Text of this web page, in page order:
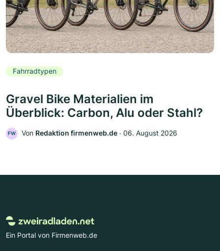
Fahrradtypen
Gravel Bike Materialien im
Überblick: Carbon, Alu oder Stahl?
FW Von Redaktion firmenweb.de ‧ 06. August 2026
Ein Portal von Firmenweb.de